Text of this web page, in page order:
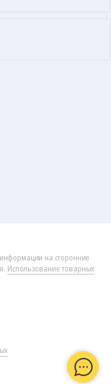
на сторонние
Использование товарных